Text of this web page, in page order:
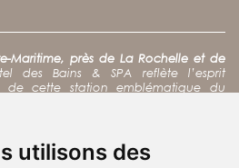
utilisons des
Maritime, près de La Rochelle et de
des Bains & SPA reflète l’esprit
de cette station emblématique du
notre hôtel spa constitue un point de
tout en profitant d’une
au cœur de Fouras.